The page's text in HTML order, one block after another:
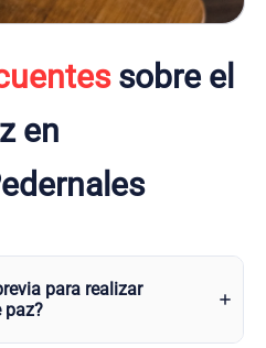
sobre el
en
para realizar
paz?